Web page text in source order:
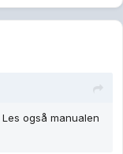
også manualen